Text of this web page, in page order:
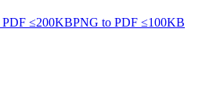
PDF ≤200KBPNG to PDF ≤100KB